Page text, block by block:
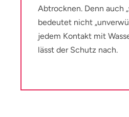
Abtrocknen. Denn auch
bedeutet nicht
jedem Kontakt mit
lässt der Schutz nach.